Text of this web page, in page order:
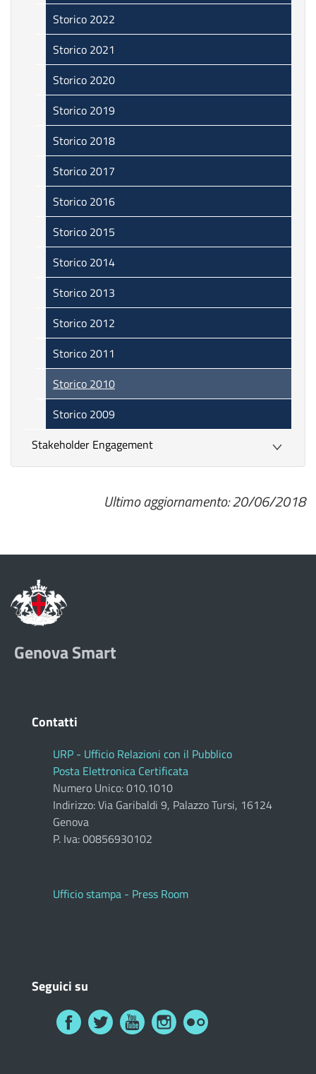
Storico 2022
Storico 2021
Storico 2020
Storico 2019
Storico 2018
Storico 2017
Storico 2016
Storico 2015
Storico 2014
Storico 2013
Storico 2012
Storico 2011
Storico 2010
Storico 2009
Stakeholder Engagement
Ultimo aggiornamento: 20/06/2018
Genova Smart
Contatti
URP - Ufficio Relazioni con il Pubblico
Posta Elettronica Certificata
Numero Unico: 010.1010
Indirizzo: Via Garibaldi 9, Palazzo Tursi, 16124
Genova
P. Iva: 00856930102
Ufficio stampa - Press Room
Seguici su